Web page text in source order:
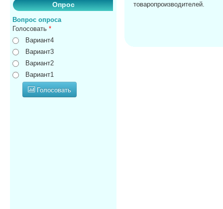
Опрос
Вопрос опроса
Голосовать *
Вариант4
Вариант3
Вариант2
Вариант1
Голосовать
товаропроизводителей.